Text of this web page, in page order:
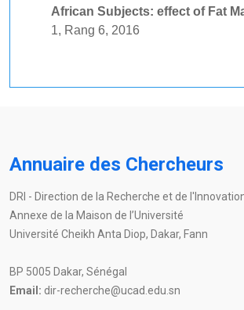
African Subjects: effect of Fat
1, Rang 6, 2016
Annuaire des Chercheurs
DRI - Direction de la Recherche et de
Annexe de la Maison de l’Université
Université Cheikh Anta Diop, Dakar, Fann
BP 5005 Dakar, Sénégal
Email: dir-recherche@ucad.edu.sn